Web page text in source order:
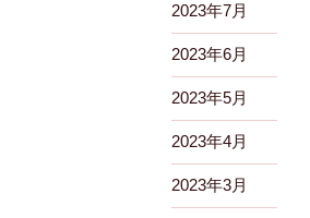
2023年7月
2023年6月
2023年5月
2023年4月
2023年3月